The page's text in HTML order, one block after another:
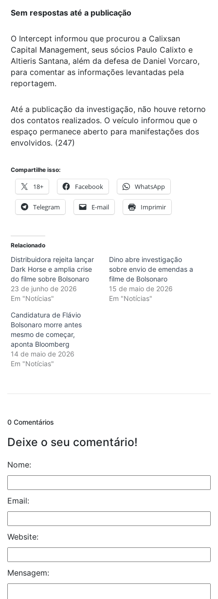
Sem respostas até a publicação
O Intercept informou que procurou a Calixsan
Capital Management, seus sócios Paulo Calixto e
Altieris Santana, além da defesa de Daniel Vorcaro,
para comentar as informações levantadas pela
reportagem.
Até a publicação da investigação, não houve retorno
dos contatos realizados. O veículo informou que o
espaço permanece aberto para manifestações dos
envolvidos. (247)
Compartilhe isso:
18+ Facebook WhatsApp
Telegram E-mail Imprimir
Relacionado
Distribuidora rejeita lançar
Dark Horse e amplia crise
do filme sobre Bolsonaro
23 de junho de 2026
Em "Notícias"
Dino abre investigação
sobre envio de emendas a
filme de Bolsonaro
15 de maio de 2026
Em "Notícias"
Candidatura de Flávio
Bolsonaro morre antes
mesmo de começar,
aponta Bloomberg
14 de maio de 2026
Em "Notícias"
0 Comentários
Deixe o seu comentário!
Nome:
Email:
Website:
Mensagem: